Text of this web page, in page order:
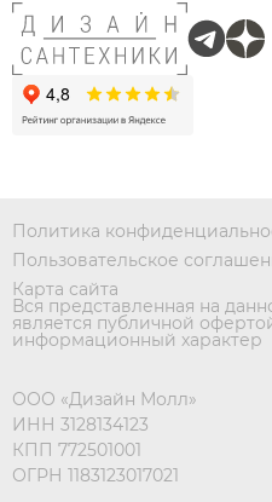
Политика
Пользовательское
Карта сайта
Вся представленная на
является публичной
информационный характер
ООО «Дизайн Молл»
ИНН 3128134123
КПП 772501001
ОГРН 1183123017021